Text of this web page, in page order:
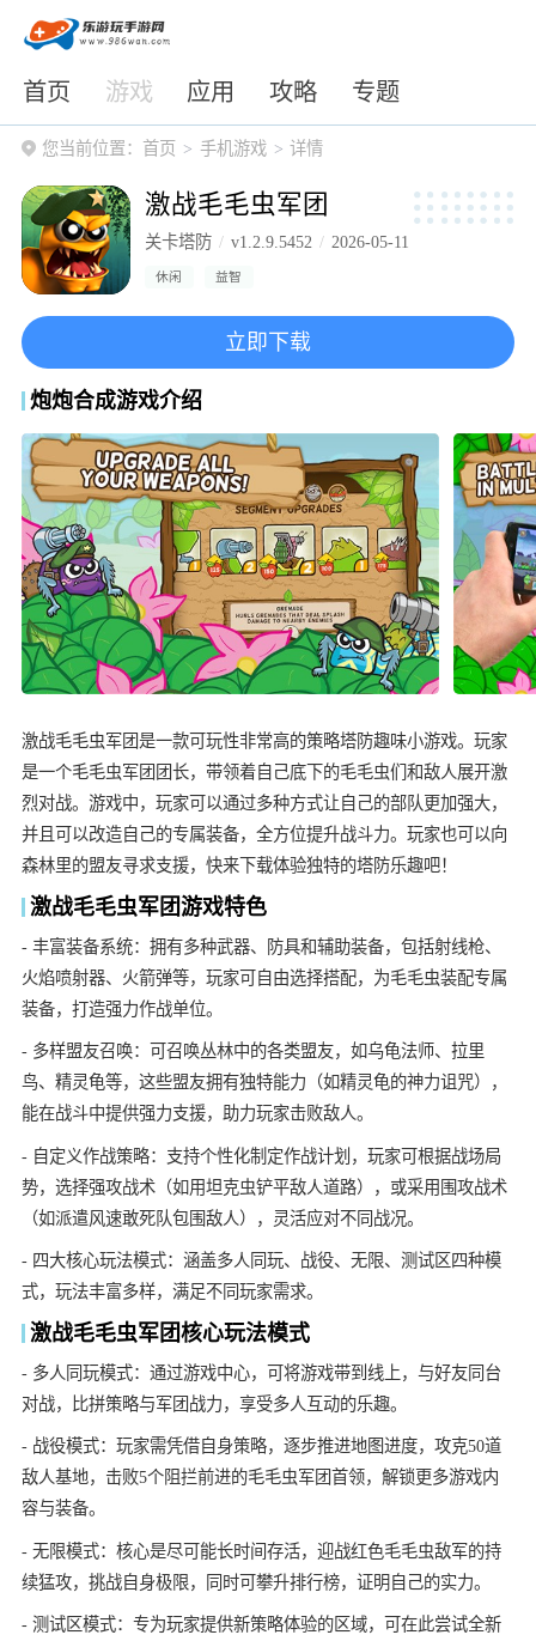
首页 游戏 应用 攻略 专题
您当前位置： 首页 手机游戏 详情
激战毛毛虫军团
关卡塔防 v1.2.9.5452 2026-05-11
休闲 益智
立即下载
炮炮合成游戏介绍
激战毛毛虫军团是一款可玩性非常高的策略塔防趣味小游戏。玩家
是一个毛毛虫军团团长，带领着自己底下的毛毛虫们和敌人展开激
烈对战。游戏中，玩家可以通过多种方式让自己的部队更加强大，
并且可以改造自己的专属装备，全方位提升战斗力。玩家也可以向
森林里的盟友寻求支援，快来下载体验独特的塔防乐趣吧！
激战毛毛虫军团游戏特色
- 丰富装备系统：拥有多种武器、防具和辅助装备，包括射线枪、
火焰喷射器、火箭弹等，玩家可自由选择搭配，为毛毛虫装配专属
装备，打造强力作战单位。
- 多样盟友召唤：可召唤丛林中的各类盟友，如乌龟法师、拉里
鸟、精灵龟等，这些盟友拥有独特能力（如精灵龟的神力诅咒），
能在战斗中提供强力支援，助力玩家击败敌人。
- 自定义作战策略：支持个性化制定作战计划，玩家可根据战场局
势，选择强攻战术（如用坦克虫铲平敌人道路），或采用围攻战术
（如派遣风速敢死队包围敌人），灵活应对不同战况。
- 四大核心玩法模式：涵盖多人同玩、战役、无限、测试区四种模
式，玩法丰富多样，满足不同玩家需求。
激战毛毛虫军团核心玩法模式
- 多人同玩模式：通过游戏中心，可将游戏带到线上，与好友同台
对战，比拼策略与军团战力，享受多人互动的乐趣。
- 战役模式：玩家需凭借自身策略，逐步推进地图进度，攻克50道
敌人基地，击败5个阻拦前进的毛毛虫军团首领，解锁更多游戏内
容与装备。
- 无限模式：核心是尽可能长时间存活，迎战红色毛毛虫敌军的持
续猛攻，挑战自身极限，同时可攀升排行榜，证明自己的实力。
- 测试区模式：专为玩家提供新策略体验的区域，可在此尝试全新